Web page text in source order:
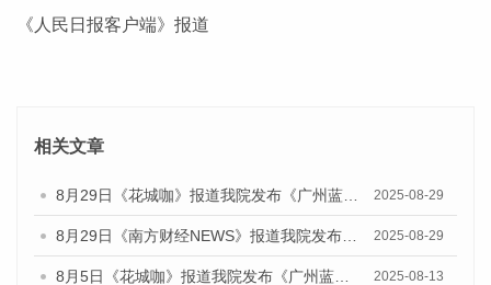
《人民日报客户端》报道
相关文章
2025-08-29
2025-08-29
2025-08-13